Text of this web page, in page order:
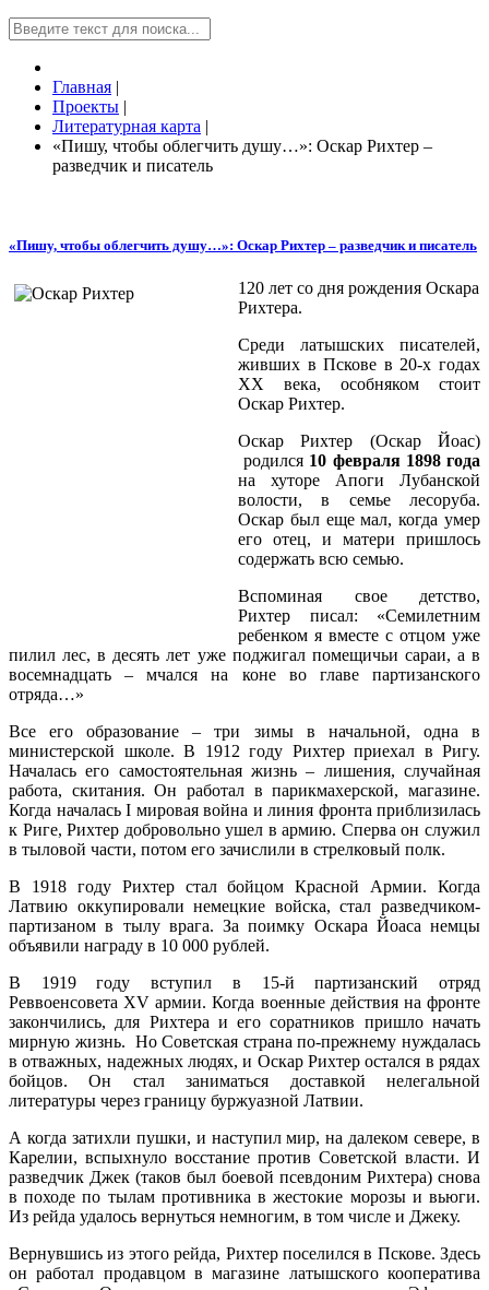
Главная |
Проекты |
Литературная карта |
«Пишу, чтобы облегчить душу…»: Оскар Рихтер –
разведчик и писатель
«Пишу, чтобы облегчить душу…»: Оскар Рихтер – разведчик и писатель
120 лет со дня рождения Оскара
Рихтера.
Среди латышских писателей,
живших в Пскове в 20-х годах
ХХ века, особняком стоит
Оскар Рихтер.
Оскар Рихтер (Оскар Йоас)
родился 10 февраля 1898 года
на хуторе Апоги Лубанской
волости, в семье лесоруба.
Оскар был еще мал, когда умер
его отец, и матери пришлось
содержать всю семью.
Вспоминая свое детство,
Рихтер писал: «Семилетним
ребенком я вместе с отцом уже
пилил лес, в десять лет уже поджигал помещичьи сараи, а в
восемнадцать – мчался на коне во главе партизанского
отряда…»
Все его образование – три зимы в начальной, одна в
министерской школе. В 1912 году Рихтер приехал в Ригу.
Началась его самостоятельная жизнь – лишения, случайная
работа, скитания. Он работал в парикмахерской, магазине.
Когда началась I мировая война и линия фронта приблизилась
к Риге, Рихтер добровольно ушел в армию. Сперва он служил
в тыловой части, потом его зачислили в стрелковый полк.
В 1918 году Рихтер стал бойцом Красной Армии. Когда
Латвию оккупировали немецкие войска, стал разведчиком-
партизаном в тылу врага. За поимку Оскара Йоаса немцы
объявили награду в 10 000 рублей.
В 1919 году вступил в 15-й партизанский отряд
Реввоенсовета XV армии. Когда военные действия на фронте
закончились, для Рихтера и его соратников пришло начать
мирную жизнь. Но Советская страна по-прежнему нуждалась
в отважных, надежных людях, и Оскар Рихтер остался в рядах
бойцов. Он стал заниматься доставкой нелегальной
литературы через границу буржуазной Латвии.
А когда затихли пушки, и наступил мир, на далеком севере, в
Карелии, вспыхнуло восстание против Советской власти. И
разведчик Джек (таков был боевой псевдоним Рихтера) снова
в походе по тылам противника в жестокие морозы и вьюги.
Из рейда удалось вернуться немногим, в том числе и Джеку.
Вернувшись из этого рейда, Рихтер поселился в Пскове. Здесь
он работал продавцом в магазине латышского кооператива